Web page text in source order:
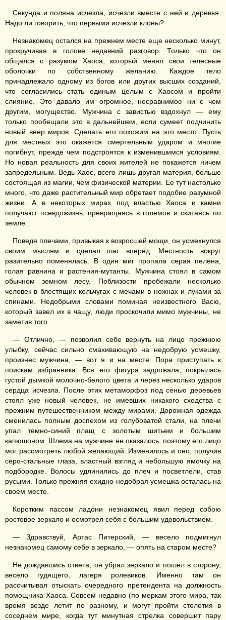
Секунда и поляна исчезла, исчезли вместе с ней и деревья.
Надо ли говорить, что первыми исчезли клоны?
Незнакомец остался на прежнем месте еще несколько минут,
прокручивая в голове недавний разговор. Только что он
общался с разумом Хаоса, который менял свои телесные
оболочки по собственному желанию. Каждое тело
принадлежало одному из богов или других высших созданий,
что согласились стать единым целым с Хаосом и пройти
слияние. Это давало им огромное, несравнимое ни с чем
другим, могущество. Мужчина с завистью вздохнул — ему
только пообещали это в дальнейшем, если сумеет подчинить
новый веер миров. Сделать его похожим на это место. Пусть
для местных это окажется смертельным ударом и многие
погибнут, прежде чем подстроятся к изменившимся условиям.
Но новая реальность для своих жителей не покажется ничем
запредельным. Ведь Хаос, всего лишь другая материя, больше
состоящая из магии, чем физической материи. Ее тут настолько
много, что даже растительный мир обретает подобие разумной
жизни. А в некоторых мирах под властью Хаоса и камни
получают псевдожизнь, превращаясь в големов и скитаясь по
земле.
Поведя плечами, привыкая к возросшей мощи, он усмехнулся
своим мыслям и сделал шаг вперед. Местность вокруг
разительно поменялась. В один миг пропала серая пелена,
голая равнина и растения-мутанты. Мужчина стоял в самом
обычном земном лесу. Поблизости пробежали несколько
человек в блестящих кольчугах с мечами в ножнах и луками за
спинами. Недобрыми словами поминая неизвестного Васю,
который завел их в чащу, люди проскочили мимо мужчины, не
заметив того.
— Отлично, — позволил себе вернуть на лицо прежнюю
улыбку, сейчас сильно смахивающую на недобрую усмешку,
произнес мужчина, — вот я и на месте. Пора приступать к
поискам избранника. Вся его фигура задрожала, покрылась
густой дымкой молочно-белого цвета и через несколько ударов
сердца исчезла. После этих метаморфоз под сенью деревьев
стоял уже новый человек, не имевших никакого сходства с
прежним путешественником между мирами. Дорожная одежда
сменилась полным доспехом из голубоватой стали, на плечи
упал темно-синий плащ с золотым шитьем и большим
капюшоном. Шлема на мужчине не оказалось, поэтому его лицо
мог рассмотреть любой желающий. Изменилось и оно, получив
серо-стальные глаза, властный взгляд и небольшую ямочку на
подбородке. Волосы удлинились до плеч и посветлели, став
русыми. Только прежняя ехидно-недобрая усмешка осталась на
своем месте.
Коротким пассом ладони незнакомец явил перед собою
ростовое зеркало и осмотрел себя с большим удовольствием.
— Здравствуй, Артас Питерский, — весело подмигнул
незнакомец самому себе в зеркало, — опять на старом месте?
Не дождавшись ответа, он убрал зеркало и пошел в сторону,
весело гудящего, лагеря ролевиков. Именно там он
рассчитывал отыскать очередного претендента на должность
помощника Хаоса. Совсем недавно (по меркам этого мира, так
время везде летит по разному, и могут пройти столетия в
соседнем мире, когда тут минутная стрелка совершит пару